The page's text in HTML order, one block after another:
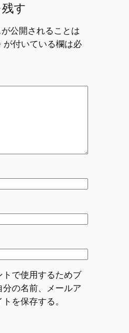
す
公開されることは
が付いている欄は必
トで使用するためブ
分の名前、メールア
を保存する。